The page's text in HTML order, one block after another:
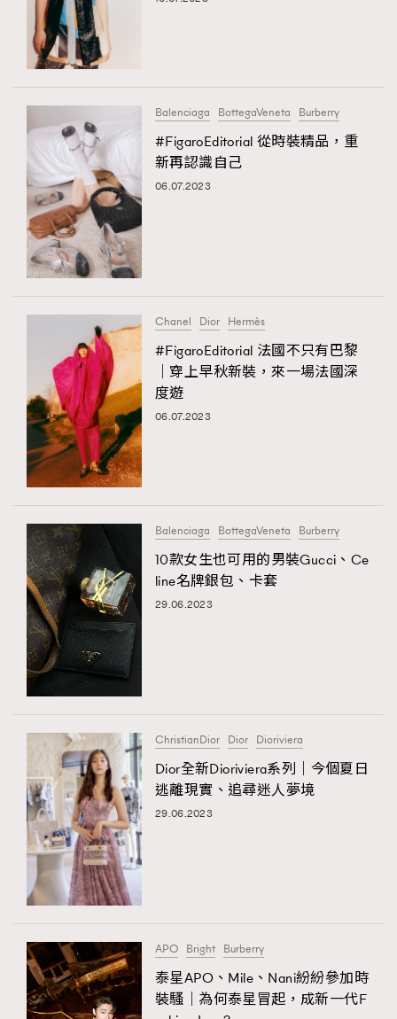
AFrenchMind
Balenciaga BottegaVeneta Burberry
#FigaroEditorial 從時裝精品，重
新再認識自己
06.07.2023
Chanel Dior Hermès
#FigaroEditorial 法國不只有巴黎
｜穿上早秋新裝，來一場法國深
度遊
06.07.2023
Balenciaga BottegaVeneta Burberry
10款女生也可用的男裝Gucci、Ce
line名牌銀包、卡套
29.06.2023
ChristianDior Dior Dioriviera
Dior全新Dioriviera系列｜今個夏日
逃離現實、追尋迷人夢境
29.06.2023
APO Bright Burberry
泰星APO、Mile、Nani紛紛參加時
裝騷｜為何泰星冒起，成新一代F